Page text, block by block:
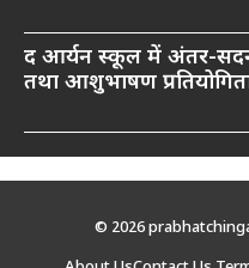
द आर्यन स्कूल में अंतर-
तथा आशुभाषण
© 2026